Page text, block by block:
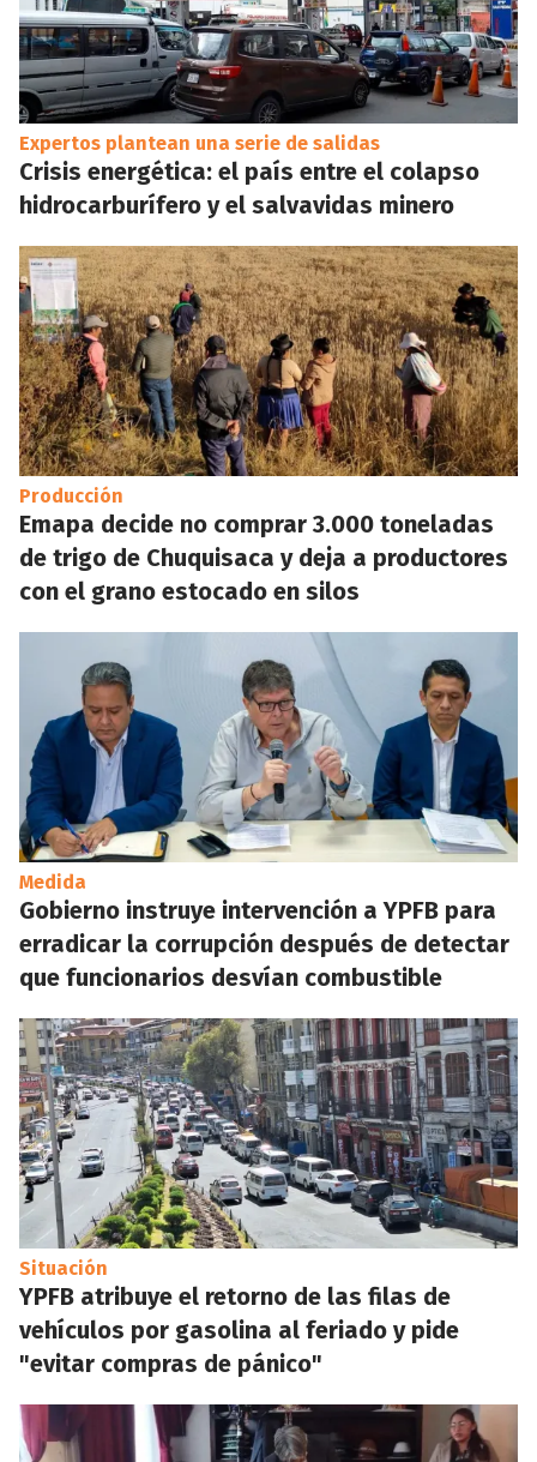
Expertos plantean una serie de salidas
Crisis energética: el país entre el colapso
hidrocarburífero y el salvavidas minero
Producción
Emapa decide no comprar 3.000 toneladas
de trigo de Chuquisaca y deja a productores
con el grano estocado en silos
Medida
Gobierno instruye intervención a YPFB para
erradicar la corrupción después de detectar
que funcionarios desvían combustible
Situación
YPFB atribuye el retorno de las filas de
vehículos por gasolina al feriado y pide
"evitar compras de pánico"